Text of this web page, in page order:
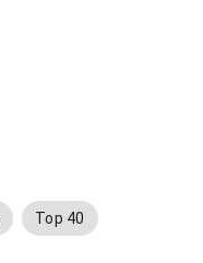
Top 40